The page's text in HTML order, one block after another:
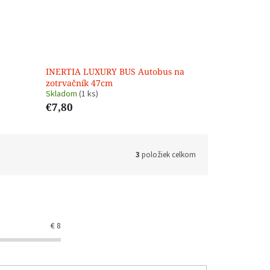
INERTIA LUXURY BUS Autobus na
zotrvačník 47cm
Skladom (1 ks)
€7,80
3 položiek celkom
€8